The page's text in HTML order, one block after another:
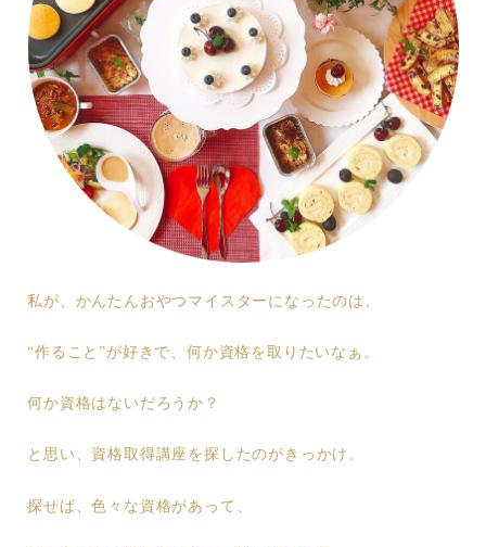
私が、かんたんおやつマイスターになったのは、
“作ること”が好きで、何か資格を取りたいなぁ。
何か資格はないだろうか？
と思い、資格取得講座を探したのがきっかけ。
探せば、色々な資格があって、